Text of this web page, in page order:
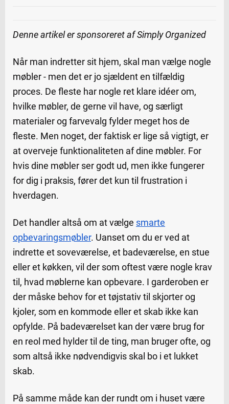
Denne artikel er sponsoreret af Simply Organized
Når man indretter sit hjem, skal man vælge nogle
møbler - men det er jo sjældent en tilfældig
proces. De fleste har nogle ret klare idéer om,
hvilke møbler, de gerne vil have, og særligt
materialer og farvevalg fylder meget hos de
fleste. Men noget, der faktisk er lige så vigtigt, er
at overveje funktionaliteten af dine møbler. For
hvis dine møbler ser godt ud, men ikke fungerer
for dig i praksis, fører det kun til frustration i
hverdagen.
Det handler altså om at vælge smarte
opbevaringsmøbler. Uanset om du er ved at
indrette et soveværelse, et badeværelse, en stue
eller et køkken, vil der som oftest være nogle krav
til, hvad møblerne kan opbevare. I garderoben er
der måske behov for et tøjstativ til skjorter og
kjoler, som en kommode eller et skab ikke kan
opfylde. På badeværelset kan der være brug for
en reol med hylder til de ting, man bruger ofte, og
som altså ikke nødvendigvis skal bo i et lukket
skab.
På samme måde kan der rundt om i huset være